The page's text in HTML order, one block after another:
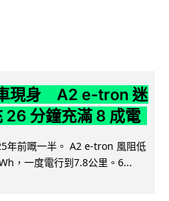
現身 A2 e-tron 迷
分鐘充滿 8 成電
年前嘅一半。 A2 e-tron 風阻低
，一度電行到7.8公里。6...